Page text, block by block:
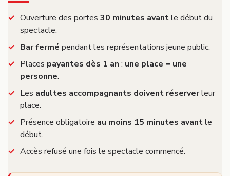
Ouverture des portes 30 minutes avantle début du
spectacle.
Bar fermé pendant les représentations jeune public.
Places payantes dès 1 an : une place = une
personne.
Les adultes accompagnants doivent réserverleur
place.
Présence obligatoire au moins 15 minutes avantle
début.
Accès refusé une fois le spectacle commencé.